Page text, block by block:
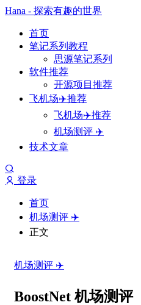
Hana - 探索有趣的世界
首页
笔记系列教程
思源笔记系列
软件推荐
开源项目推荐
飞机场✈️推荐
飞机场✈️推荐
机场测评 ✈️
技术文章
登录
首页
机场测评 ✈️
正文
机场测评 ✈️
BoostNet 机场测评